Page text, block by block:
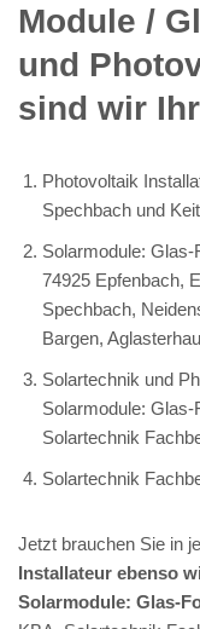
Module /
und
sind wir
Photovoltaik
Spechbach und
Solarmodule:
74925 Epfenbach,
Spechbach,
Bargen,
Solartechnik und
Solarmodule:
Solartechnik
Solartechnik
Jetzt brauchen Sie in
Installateur ebenso
Solarmodule: Glas-